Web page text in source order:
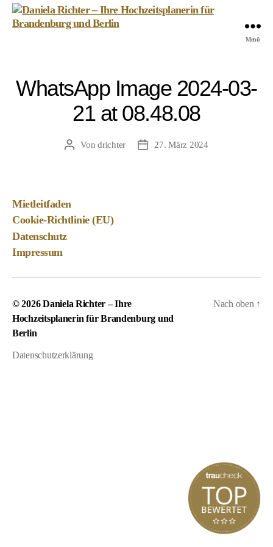
Hochzeitsplanerin
Menü
WhatsApp Image 2024-03-
21 at 08.48.08
Beitragsautor
Vondrichter Veröffentlichungsdatum
27. März 2024
Mietleitfaden
Cookie-Richtlinie (EU)
Datenschutz
Impressum
© 2026Daniela Richter – Ihre
Hochzeitsplanerin für Brandenburg und
Berlin
Datenschutzerklärung
Nach oben ↑